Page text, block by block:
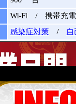
Wi-Fi / 携帯充電
感染症対策 /